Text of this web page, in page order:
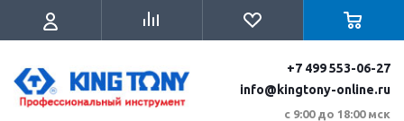
+7 499 553-06-27
info@kingtony-online.ru
с 9:00 до 18:00 мск